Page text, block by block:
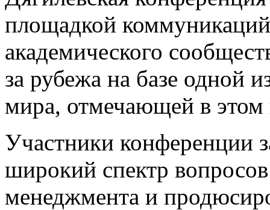
площадкой коммуникаций
академического
за рубежа на базе одной
мира, отмечающей в этом
Участники конференции
широкий спектр
менеджмента и